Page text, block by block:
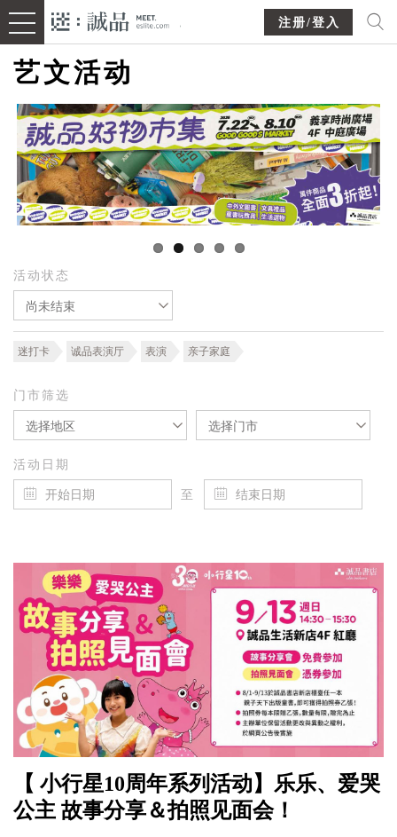
注册/登入
艺文活动
活动状态
尚未结束
迷打卡 诚品表演厅 表演 亲子家庭
门市筛选
选择地区 选择门市
活动日期
至
【 小行星10周年系列活动】乐乐、爱哭
公主 故事分享＆拍照见面会！